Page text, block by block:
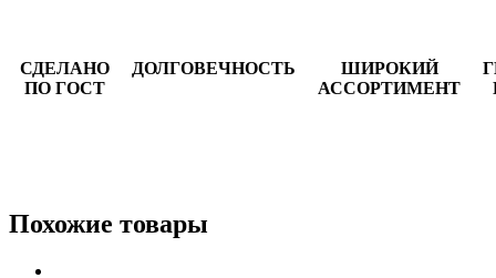
СДЕЛАНО
ПО ГОСТ
ДОЛГОВЕЧНОСТЬ
ШИРОКИЙ
АССОРТИМЕНТ
Похожие товары